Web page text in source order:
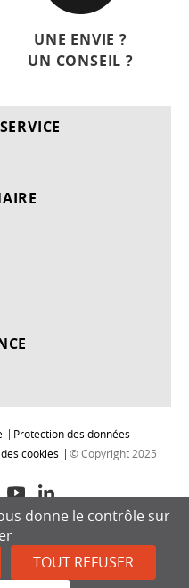
UNE ENVIE ?
UN CONSEIL ?
Protection des données
cookies © Copyright 2025
donne le contrôle sur
TOUT REFUSER